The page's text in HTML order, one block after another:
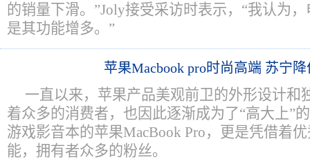
的销量下滑。”Joly接受采访时表示，“我认为
是其功能增多。”
苹果Macbook pro时尚高端 苏宁
一直以来，苹果产品美观前卫的外形设计和
着众多的消费者，也因此逐渐成为了“高大上”
游戏影音本的苹果MacBook Pro，更是凭借着
能，拥有者众多的粉丝。